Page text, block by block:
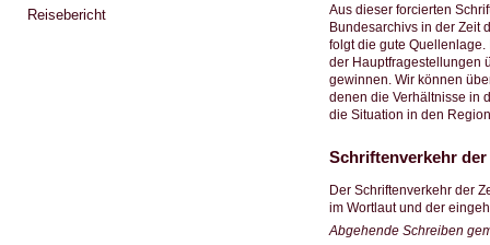
Aus dieser forcierten
Bundesarchivs in der Zeit
folgt die gute
der Hauptfragestellungen
gewinnen. Wir können
denen die Verhältnisse in
die Situation in den
Schriftenverkehr
Der Schriftenverkehr der
im Wortlaut und der
Abgehende Schreiben
Reisebericht